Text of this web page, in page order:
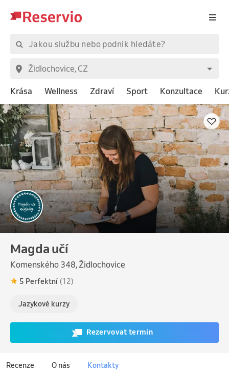
Krása Wellness Zdraví Sport Konzultace
Magda učí
Komenského 348, Židlochovice
5 Perfektní (12)
Jazykové kurzy
Rezervovat termín
Recenze O nás Kontakty